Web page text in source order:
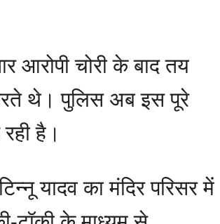
आरोपी चोरी के बाद तय
थे। पुलिस अब इस पूरे
है।
यादव का मंदिर परिसर में